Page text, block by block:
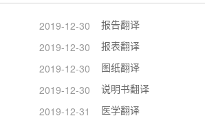
2019-12-30 报告翻译
2019-12-30 报表翻译
2019-12-30 图纸翻译
2019-12-30 说明书翻译
2019-12-31 医学翻译